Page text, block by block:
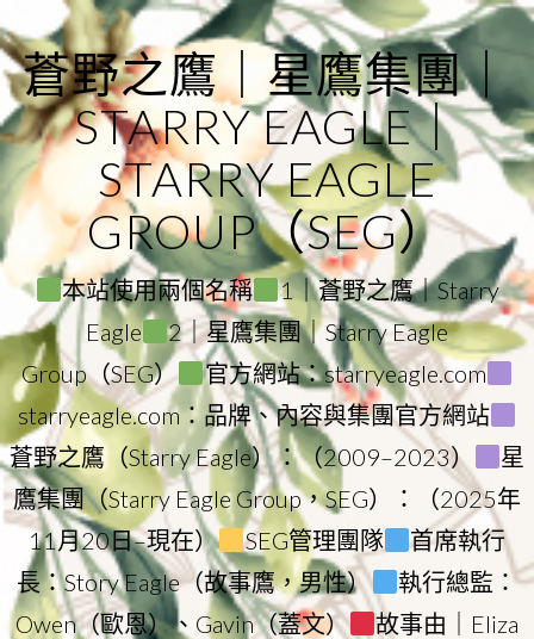
to
content
蒼野之鷹｜星鷹集團｜
STARRY EAGLE｜
STARRY EAGLE
GROUP（SEG）
本站使用兩個名稱
1｜蒼野之鷹｜Starry
Eagle
2｜星鷹集團｜Starry Eagle
Group（SEG）
官方網站：starryeagle.com
starryeagle.com：品牌、內容與集團官方網站
蒼野之鷹（Starry Eagle）：（2009–2023）
星
鷹集團（Starry Eagle Group，SEG）：（2025年
11月20日–現在）
SEG管理團隊
首席執行
長：Story Eagle（故事鷹，男性）
執行總監：
Owen（歐恩）、Gavin（蓋文）
故事由｜Eliza